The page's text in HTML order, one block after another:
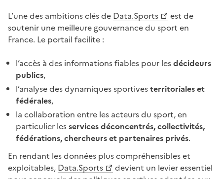
L’une des ambitions clés de Data.Sports
est de
soutenir une meilleure gouvernance du sport en
France. Le portail facilite :
l’accès à des informations fiables pour lesdécideurs
publics,
l’analyse des dynamiques sportivesterritoriales et
fédérales,
la collaboration entre les acteurs du sport, en
particulier lesservices déconcentrés, collectivités,
fédérations, chercheurs et partenaires privés.
En rendant les données plus compréhensibles et
exploitables, Data.Sports
devient un levier essentiel